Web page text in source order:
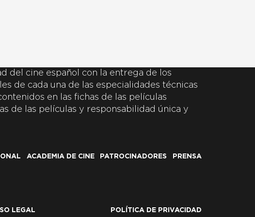
del cine español con la entrega de los
de cada una de las especialidades técnicas
en las fichas de las películas
de las películas y responsabilidad única y
ACADEMIA DE CINE PATROCINADORES
PRENSA
LEGAL POLÍTICA DE PRIVACIDAD